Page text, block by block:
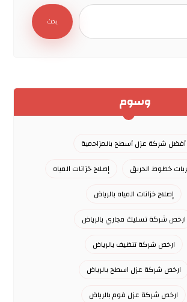
بحث
وسوم
أفضل شركة عزل أسطح بالمزاحمية
خطوط الحريق
إصلاح خزانات المياه
إصلاح خزانات المياه بالرياض
ارخص شركة تسليك مجاري بالرياض
ارخص شركة تنظيف بالرياض
ارخص شركة عزل اسطح بالرياض
ارخص شركة عزل فوم بالرياض